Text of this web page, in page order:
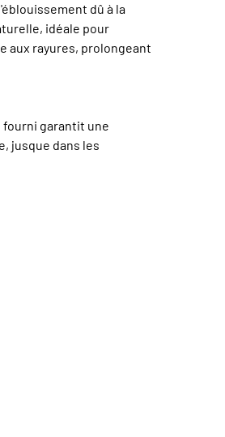
dû à la
idéale pour
aux rayures, prolongeant
garantit une
jusque dans les